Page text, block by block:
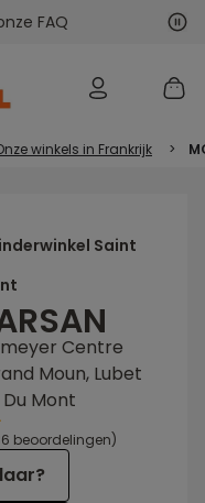
FAQ
winkels in Frankrijk >
Saint
Centre
Moun, Lubet
Mont
beoordelingen)